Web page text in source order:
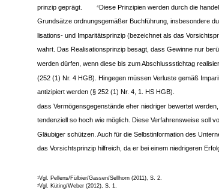
prinzip geprägt. 4 Diese Prinzipien werden durch die
Grundsätze ordnungsgemäßer Buchführung, insbesondere
lisations- und Imparitätsprinzip (bezeichnet als das
wahrt. Das Realisationsprinzip besagt, dass Gewinne nur
werden dürfen, wenn diese bis zum Abschlussstichtag
(252 (1) Nr. 4 HGB). Hingegen müssen Verluste gemäß
antizipiert werden (§ 252 (1) Nr. 4, 1. HS HGB).
dass Vermögensgegenstände eher niedriger bewertet
tendenziell so hoch wie möglich. Diese Verfahrensweise soll
Gläubiger schützen. Auch für die Selbstinformation des
das Vorsichtsprinzip hilfreich, da er bei einem niedrigeren
1 Vgl. Pellens/Fülbier/Gassen/Sellhorn (2011), S. 2.
2Vgl. Küting/Weber (2012), S. 1.